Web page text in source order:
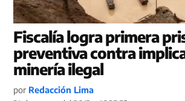
Fiscalía logra primera
preventiva contra
minería ilegal
por Redacción Lima